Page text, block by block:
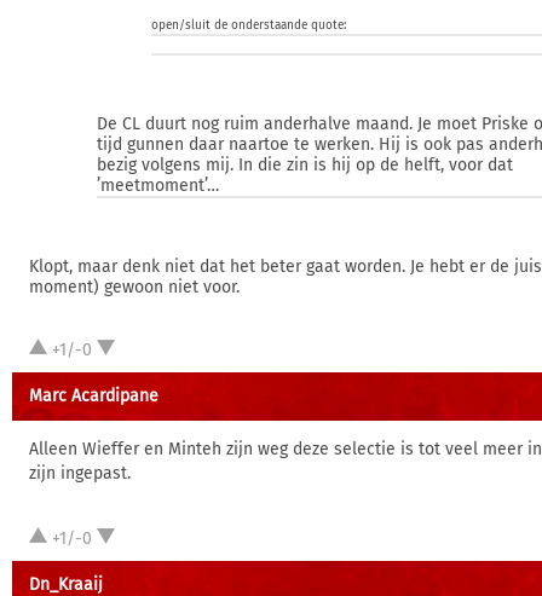
open/sluit de onderstaande quote:
De CL duurt nog ruim anderhalve maand. Je moet Priske
tijd gunnen daar naartoe te werken. Hij is ook pas
bezig volgens mij. In die zin is hij op de helft, voor dat
’meetmoment’…
Klopt, maar denk niet dat het beter gaat worden. Je hebt er de
moment) gewoon niet voor.
+1/-0
Marc Acardipane
Alleen Wieffer en Minteh zijn weg deze selectie is tot veel meer
zijn ingepast.
+1/-0
Dn_Kraaij